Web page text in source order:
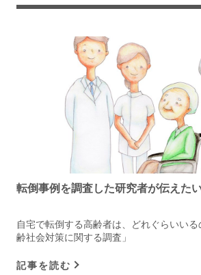
転倒事例を調査した研究者が伝えた
自宅で転倒する高齢者は、どれぐらいい
齢社会対策に関する調査」
記事を読む